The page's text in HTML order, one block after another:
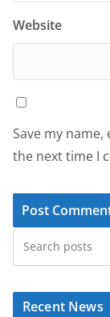
Website
Save my
the next time I
Recent News